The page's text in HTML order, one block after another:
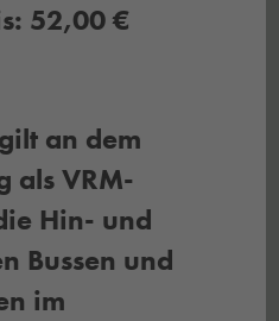
52,00 €
an dem
als VRM-
Hin- und
Bussen und
im